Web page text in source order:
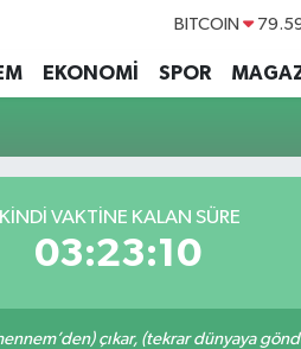
BITCOIN
DOLAR
STERLİN
EKONOMİ SPOR
İKINDI VAKTİNE KALAN SÜRE
03:23:10
çıkar, (tekrar dünyaya